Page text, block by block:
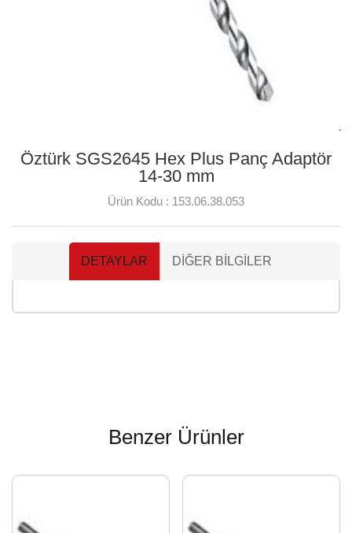
Öztürk SGS2645 Hex Plus Panç Adaptör
14-30 mm
Ürün Kodu : 153.06.38.053
DETAYLAR DIĞER BILGILER
Benzer Ürünler